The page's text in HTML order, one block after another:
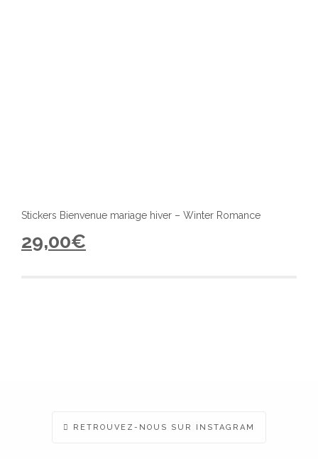
Stickers Bienvenue mariage hiver – Winter Romance
29,00€
RETROUVEZ-NOUS SUR INSTAGRAM